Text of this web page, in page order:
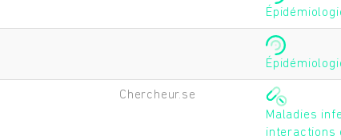
Chercheur.se
Maladies
interactions